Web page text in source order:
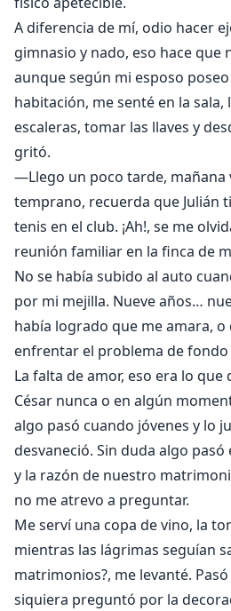
A diferencia de mí, odio hacer
gimnasio y nado, eso hace que
aunque según mi esposo
habitación, me senté en la sala,
escaleras, tomar las llaves y
gritó.
—Llego un poco tarde, mañana
temprano, recuerda que Julián
tenis en el club. ¡Ah!, se me
reunión familiar en la finca de
No se había subido al auto
por mi mejilla. Nueve años…
había logrado que me amara,
enfrentar el problema de
La falta de amor, eso era lo que
César nunca o en algún
algo pasó cuando jóvenes y lo
desvaneció. Sin duda algo
y la razón de nuestro
no me atrevo a preguntar.
Me serví una copa de vino, la
mientras las lágrimas seguían
matrimonios?, me levanté.
siquiera preguntó por la